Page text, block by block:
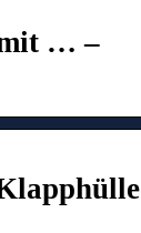
… –